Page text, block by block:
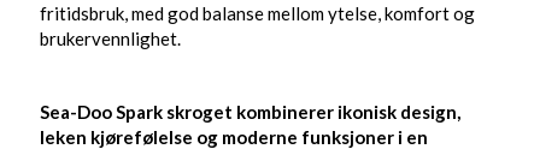
fritidsbruk, med god balanse mellom ytelse, komfort og
brukervennlighet.
Sea-Doo Spark skroget kombinerer ikonisk design,
leken kjørefølelse og moderne funksjoner i en